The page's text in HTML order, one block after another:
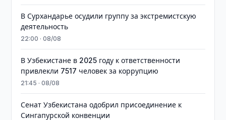
В Сурхандарье осудили группу за экстремистскую
деятельность
22:00 · 08/08
В Узбекистане в 2025 году к ответственности
привлекли 7517 человек за коррупцию
21:45 · 08/08
Сенат Узбекистана одобрил присоединение к
Сингапурской конвенции